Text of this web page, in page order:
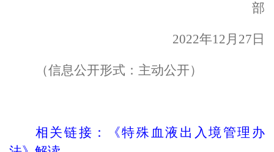
部
2022年12月27日
（信息公开形式：主动公开）
相关链接：
《特殊血液出入境管理办